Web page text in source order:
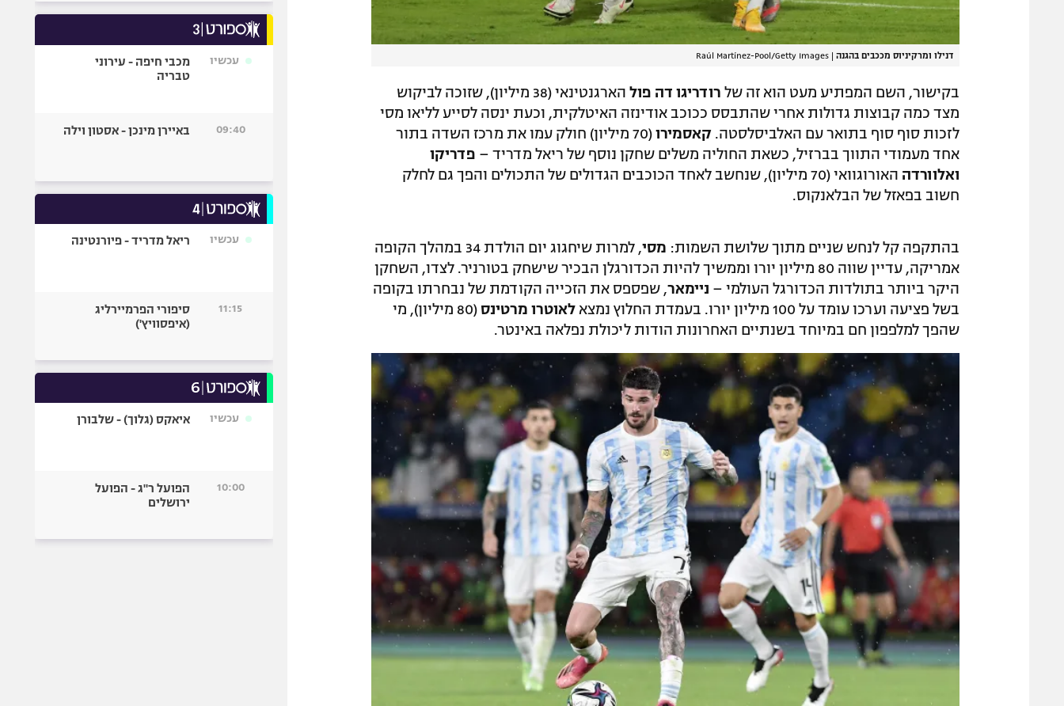
דנילו ומרקיניוס מככבים בהגנה |
Raúl Martínez-Pool/Getty Images
בקישור, השם המפתיע מעט הוא זה של רודריגו דה פול
הארגנטינאי (38 מיליון), שזוכה לביקוש
מצד כמה קבוצות גדולות אחרי שהתבסס ככוכב אודינזה האיטלקית, וכעת ינסה לסייע לליאו מסי
לזכות סוף סוף בתואר עם האלביסלסטה. קאסמירו
(70 מיליון) חולק עמו את מרכז השדה בתור
אחד מעמודי התווך בברזיל, כשאת החוליה משלים שחקן נוסף של ריאל מדריד – פדריקו
ואלוורדה
האורוגוואי (70 מיליון), שנחשב לאחד הכוכבים הגדולים של התכולים והפך גם לחלק
חשוב בפאזל של הבלאנקוס.
בהתקפה קל לנחש שניים מתוך שלושת השמות: מסי
, למרות שיחגוג יום הולדת 34 במהלך הקופה
אמריקה, עדיין שווה 80 מיליון יורו וממשיך להיות הכדורגלן הבכיר שישחק בטורניר. לצדו, השחקן
היקר ביותר בתולדות הכדורגל העולמי – ניימאר, שפספס את הזכייה הקודמת של נבחרתו בקופה
בשל פציעה וערכו עומד על 100 מיליון יורו. בעמדת החלוץ נמצא
לאוטרו מרטינס
(80 מיליון), מי
שהפך למלפפון חם במיוחד בשנתיים האחרונות הודות ליכולת נפלאה באינטר.
עכשיו
מכבי חיפה - עירוני
טבריה
09:40 באיירן מינכן - אסטון וילה
עכשיו ריאל מדריד - פיורנטינה
11:15
סיפורי הפרמיירליג
(איפסוויץ')
עכשיו איאקס (גלוך) - שלבורן
10:00
הפועל ר"ג - הפועל
ירושלים